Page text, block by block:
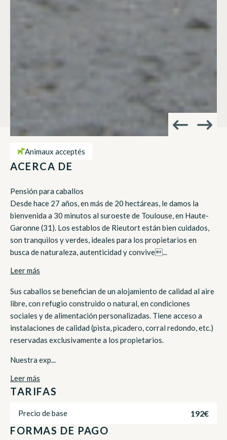
Animaux acceptés
ACERCA DE
Pensión para caballos
Desde hace 27 años, en más de 20 hectáreas, le damos la
bienvenida a 30 minutos al suroeste de Toulouse, en Haute-
Garonne (31). Los establos de Rieutort están bien cuidados,
son tranquilos y verdes, ideales para los propietarios en
busca de naturaleza, autenticidad y convive...
Leer más
Sus caballos se benefician de un alojamiento de calidad al aire
libre, con refugio construido o natural, en condiciones
sociales y de alimentación personalizadas. Tiene acceso a
instalaciones de calidad (pista, picadero, corral redondo, etc.)
reservadas exclusivamente a los propietarios.
Nuestra exp...
Leer más
TARIFAS
Precio de base 192€
FORMAS DE PAGO